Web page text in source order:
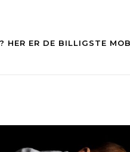
HER ER DE BILLIGSTE